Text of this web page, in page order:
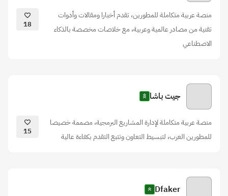
منصة عربية متكاملة للمطورين، تقدم أخبارا ومقالات وأدوات
تقنية من مصادر عالمية وعربية، مع خلاصات مخصصة بالذكاء
الاصطناعي
18
جيت باشا
منصة عربية متكاملة لإدارة المشاريع البرمجية، مصممة خصيصا
للمطورين العرب، لتبسيط التعاون وتتبع التقدم بكفاءة عالية
15
Dfaker